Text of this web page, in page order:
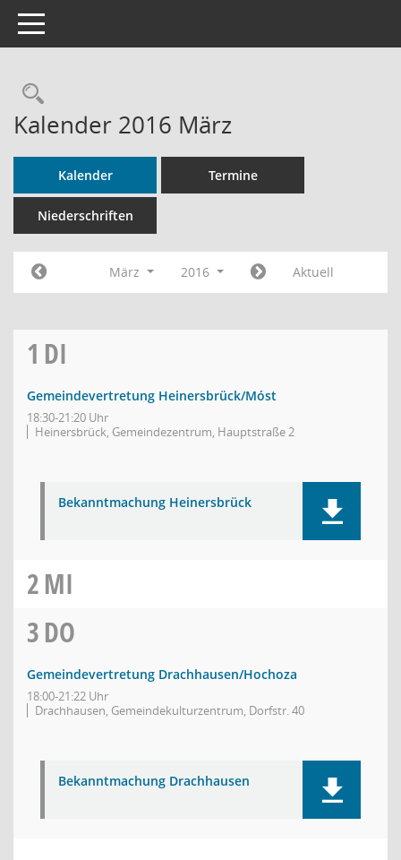
Toggle navigation
Rechercheauswahl
Kalender 2016 März
Kalender Termine
Niederschriften
März 2016 Aktuell
1 DI
Gemeindevertretung Heinersbrück/Móst
18:30-21:20 Uhr
Heinersbrück, Gemeindezentrum, Hauptstraße 2
Bekanntmachung Heinersbrück
2MI
3DO
Gemeindevertretung Drachhausen/Hochoza
18:00-21:22 Uhr
Drachhausen, Gemeindekulturzentrum, Dorfstr. 40
Bekanntmachung Drachhausen